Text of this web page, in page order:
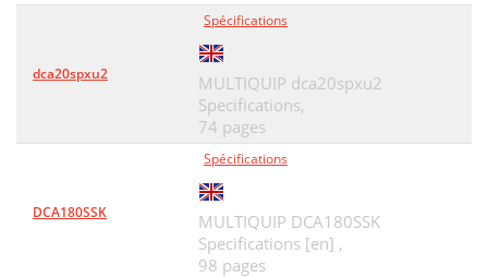
dca20spxu2
Spécifications
MULTIQUIP dca20spxu2
Specifications,
74 pages
DCA180SSK
Spécifications
MULTIQUIP DCA180SSK
Specifications [en] ,
98 pages